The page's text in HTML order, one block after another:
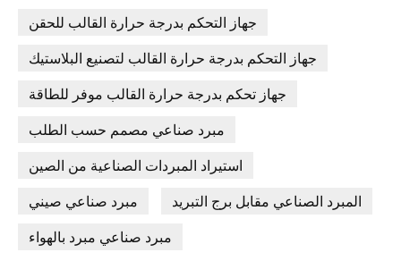
جهاز التحكم بدرجة حرارة القالب للحقن
جهاز التحكم بدرجة حرارة القالب لتصنيع البلاستيك
جهاز تحكم بدرجة حرارة القالب موفر للطاقة
مبرد صناعي مصمم حسب الطلب
استيراد المبردات الصناعية من الصين
مبرد صناعي صيني المبرد الصناعي مقابل برج التبريد
مبرد صناعي مبرد بالهواء